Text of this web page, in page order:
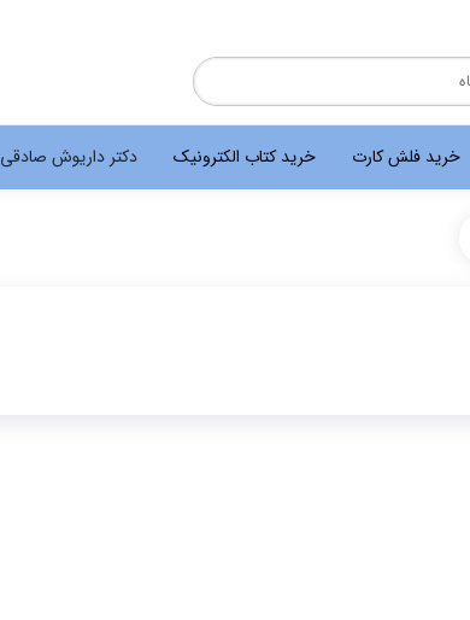
خرید فلش کارت خرید کتاب الکترونیک دکتر داریوش صادقی